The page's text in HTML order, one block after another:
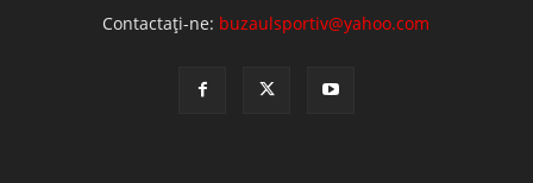
Contactați-ne: buzaulsportiv@yahoo.com